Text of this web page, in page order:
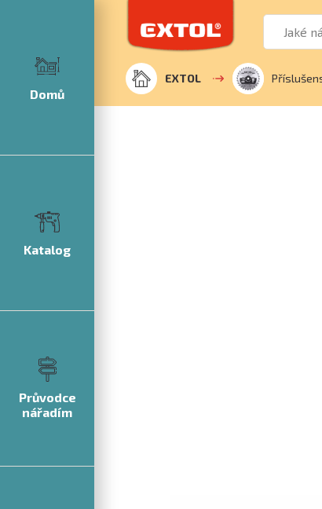
Domů
Katalog
Průvodce
nářadím
EXTOL